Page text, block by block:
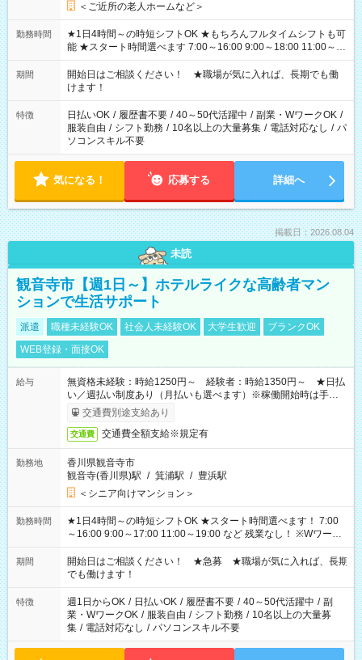
＜ご近所の老人ホームなど＞
勤務時間
★1日4時間～の時短シフトOK ★もちろんフルタイムシフトも可
能 ★スタート時間選べます 7:00～16:00 9:00～18:00 11:00～
20:00 など 残業なし！ ※Wワークの場合、他のお仕事と合わせ
週40時間超の就業はご案内できません ※法令に基づき、週20時
間以上勤務は社会保険への加入対象となります ※労働者派遣法
（日雇い派遣の原則禁止）により、短時間・短期間の就業はご
案内が難しい場合があります
期間
開始日はご相談ください！ ★職場が気に入れば、長期でも働
けます！
特徴 日払いOK / 履歴書不要 / 40～50代活躍中 / 副業・WワークOK /
服装自由 / シフト勤務 / 10名以上の大量募集 / 電話対応なし / パ
ソコンスキル不要
気になる！ 応募する 詳細へ
掲載日：2026.08.04
未読
観音寺市【週1日～】ホテルライクな高齢者マン
ションで生活サポート
派遣 職種未経験OK 社会人未経験OK 大学生歓迎
ブランクOK
WEB登録・面接OK
給与
無資格未経験：時給1250円～ 経験者：時給1350円～ ★日払
い／週払い制度あり（月払いも選べます）※稼働開始時は手続き
完了次第のお支払いとなります。
交通費別途支給あり
交通費 交通費全額支給※規定有
勤務地
香川県観音寺市
観音寺(香川県)駅 / 箕浦駅 / 豊浜駅
＜シニア向けマンション＞
勤務時間
★1日4時間～の時短シフトOK ★スタート時間選べます！ 7:00
～16:00 9:00～17:00 11:00～19:00 など 残業なし！ ※Wワーク
の場合、他のお仕事と合わせ週40時間超の就業はご案内できま
せん ※法令に基づき、週20時間以上勤務は社会保険への加入対
象となります ※労働者派遣法（日雇い派遣の原則禁止）によ
り、短時間・短期間の就業はご案内が難しい場合があります
期間
開始日はご相談ください！ ★急募 ★職場が気に入れば、長期
でも働けます！
特徴 週1日からOK / 日払いOK / 履歴書不要 / 40～50代活躍中 / 副
業・WワークOK / 服装自由 / シフト勤務 / 10名以上の大量募
集 / 電話対応なし / パソコンスキル不要